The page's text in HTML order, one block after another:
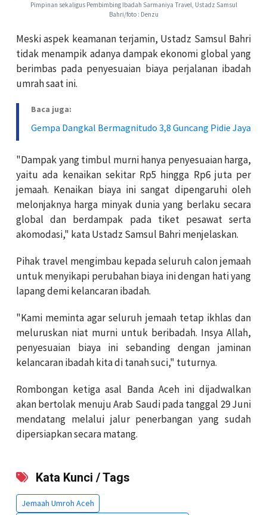
Pimpinan sekaligus Pembimbing Ibadah Sarmaniya Travel, Ustadz Samsul
Bahri/foto : Denzu
Meski aspek keamanan terjamin, Ustadz Samsul Bahri
tidak menampik adanya dampak ekonomi global yang
berimbas pada penyesuaian biaya perjalanan ibadah
umrah saat ini.
Baca juga:
Gempa Dangkal Bermagnitudo 3,8 Guncang Pidie Jaya
"Dampak yang timbul murni hanya penyesuaian harga,
yaitu ada kenaikan sekitar Rp5 hingga Rp6 juta per
jemaah. Kenaikan biaya ini sangat dipengaruhi oleh
melonjaknya harga minyak dunia yang berlaku secara
global dan berdampak pada tiket pesawat serta
akomodasi," kata Ustadz Samsul Bahri menjelaskan.
Pihak travel mengimbau kepada seluruh calon jemaah
untuk menyikapi perubahan biaya ini dengan hati yang
lapang demi kelancaran ibadah.
"Kami meminta agar seluruh jemaah tetap ikhlas dan
meluruskan niat murni untuk beribadah. Insya Allah,
penyesuaian biaya ini sebanding dengan jaminan
kelancaran ibadah kita di tanah suci," tuturnya.
Rombongan ketiga asal Banda Aceh ini dijadwalkan
akan bertolak menuju Arab Saudi pada tanggal 29 Juni
mendatang melalui jalur penerbangan yang sudah
dipersiapkan secara matang.
Kata Kunci / Tags
Jemaah Umroh Aceh